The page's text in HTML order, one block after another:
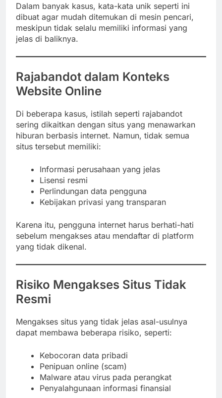
Dalam banyak kasus, kata-kata unik seperti ini
dibuat agar mudah ditemukan di mesin pencari,
meskipun tidak selalu memiliki informasi yang
jelas di baliknya.
Rajabandot dalam Konteks
Website Online
Di beberapa kasus, istilah seperti rajabandot
sering dikaitkan dengan situs yang menawarkan
hiburan berbasis internet. Namun, tidak semua
situs tersebut memiliki:
Informasi perusahaan yang jelas
Lisensi resmi
Perlindungan data pengguna
Kebijakan privasi yang transparan
Karena itu, pengguna internet harus berhati-hati
sebelum mengakses atau mendaftar di platform
yang tidak dikenal.
Risiko Mengakses Situs Tidak
Resmi
Mengakses situs yang tidak jelas asal-usulnya
dapat membawa beberapa risiko, seperti:
Kebocoran data pribadi
Penipuan online (scam)
Malware atau virus pada perangkat
Penyalahgunaan informasi finansial